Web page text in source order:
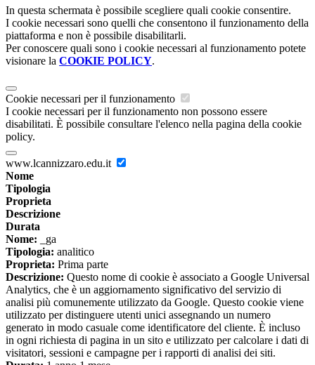
In questa schermata è possibile scegliere quali cookie consentire.
I cookie necessari sono quelli che consentono il funzionamento della
piattaforma e non è possibile disabilitarli.
Per conoscere quali sono i cookie necessari al funzionamento potete
visionare la COOKIE POLICY.
Cookie necessari per il funzionamento
I cookie necessari per il funzionamento non possono essere
disabilitati. È possibile consultare l'elenco nella pagina della cookie
policy.
www.lcannizzaro.edu.it
Nome
Tipologia
Proprieta
Descrizione
Durata
Nome: _ga
Tipologia: analitico
Proprieta: Prima parte
Descrizione: Questo nome di cookie è associato a Google Universal
Analytics, che è un aggiornamento significativo del servizio di
analisi più comunemente utilizzato da Google. Questo cookie viene
utilizzato per distinguere utenti unici assegnando un numero
generato in modo casuale come identificatore del cliente. È incluso
in ogni richiesta di pagina in un sito e utilizzato per calcolare i dati di
visitatori, sessioni e campagne per i rapporti di analisi dei siti.